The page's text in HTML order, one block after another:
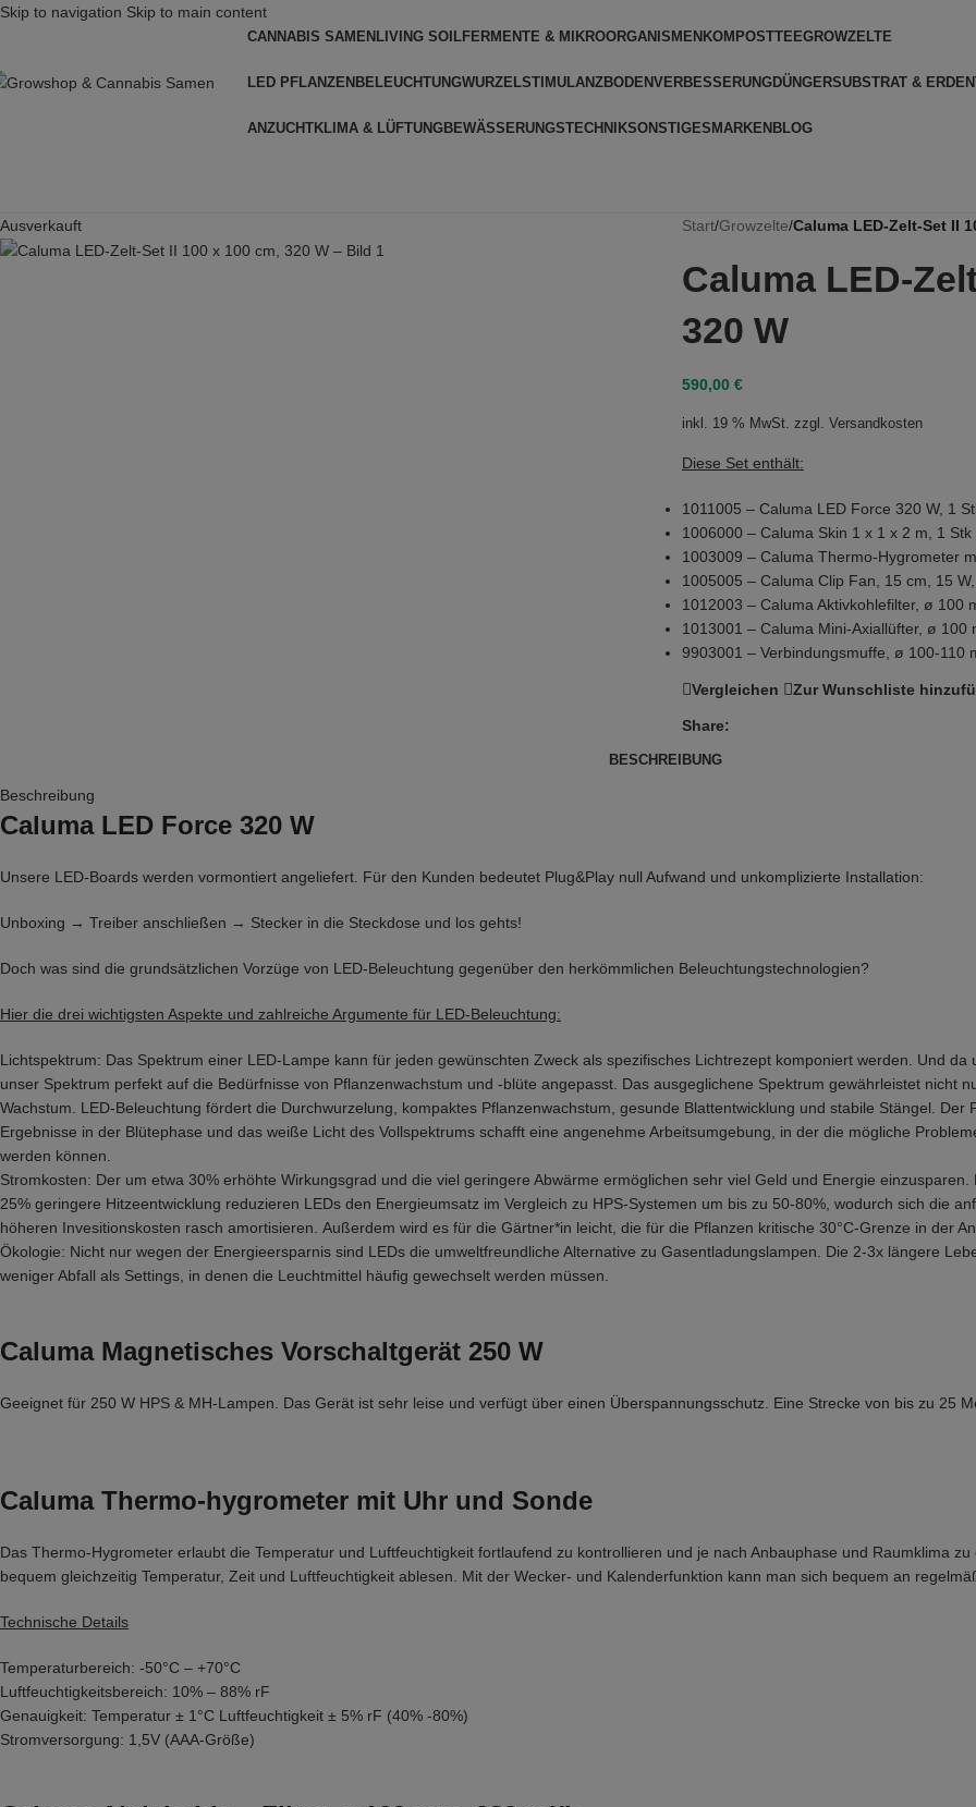
Skip to navigation Skip to main content
CANNABIS SAMENLIVING SOILFERMENTE & MIKROORGANISMENKOMPOSTTEEGROWZELTE
LED PFLANZENBELEUCHTUNGWURZELSTIMULANZBODENVERBESSERUNGDÜNGERSUBSTRAT & ERDEN
ANZUCHTKLIMA & LÜFTUNGBEWÄSSERUNGSTECHNIKSONSTIGESMARKENBLOG
Ausverkauft
Start/Growzelte/Caluma LED-Zelt-Set II
Caluma LED-
320 W
590,00 €
inkl. 19 % MwSt. zzgl. Versandkosten
Diese Set enthält:
1011005 – Caluma LED Force 320 W, 1
1006000 – Caluma Skin 1 x 1 x 2 m, 1 Stk
1003009 – Caluma Thermo-Hygrometer
1005005 – Caluma Clip Fan, 15 cm, 15
1012003 – Caluma Aktivkohlefilter, ø 100
1013001 – Caluma Mini-Axiallüfter, ø 100
9903001 – Verbindungsmuffe, ø 100-110
Vergleichen Zur Wunschliste
Share:
BESCHREIBUNG
Beschreibung
Caluma LED Force 320 W
Unsere LED-Boards werden vormontiert angeliefert. Für den Kunden bedeutet Plug&Play null Aufwand und unkomplizierte Installation:
Unboxing → Treiber anschließen → Stecker in die Steckdose und los gehts!
Doch was sind die grundsätzlichen Vorzüge von LED-Beleuchtung gegenüber den herkömmlichen Beleuchtungstechnologien?
Hier die drei wichtigsten Aspekte und zahlreiche Argumente für LED-Beleuchtung:
Lichtspektrum: Das Spektrum einer LED-Lampe kann für jeden gewünschten Zweck als spezifisches Lichtrezept komponiert werden. Und
unser Spektrum perfekt auf die Bedürfnisse von Pflanzenwachstum und -blüte angepasst. Das ausgeglichene Spektrum gewährleistet nicht
Wachstum. LED-Beleuchtung fördert die Durchwurzelung, kompaktes Pflanzenwachstum, gesunde Blattentwicklung und stabile Stängel. Der
Ergebnisse in der Blütephase und das weiße Licht des Vollspektrums schafft eine angenehme Arbeitsumgebung, in der die mögliche
werden können.
Stromkosten: Der um etwa 30% erhöhte Wirkungsgrad und die viel geringere Abwärme ermöglichen sehr viel Geld und Energie
25% geringere Hitzeentwicklung reduzieren LEDs den Energieumsatz im Vergleich zu HPS-Systemen um bis zu 50-80%, wodurch sich die
höheren Invesitionskosten rasch amortisieren. Außerdem wird es für die Gärtner*in leicht, die für die Pflanzen kritische 30°C-Grenze in der
Ökologie: Nicht nur wegen der Energieersparnis sind LEDs die umweltfreundliche Alternative zu Gasentladungslampen. Die 2-3x längere
weniger Abfall als Settings, in denen die Leuchtmittel häufig gewechselt werden müssen.
Caluma Magnetisches Vorschaltgerät 250 W
Geeignet für 250 W HPS & MH-Lampen. Das Gerät ist sehr leise und verfügt über einen Überspannungsschutz. Eine Strecke von bis zu 25
Caluma Thermo-hygrometer mit Uhr und Sonde
Das Thermo-Hygrometer erlaubt die Temperatur und Luftfeuchtigkeit fortlaufend zu kontrollieren und je nach Anbauphase und Raumklima
bequem gleichzeitig Temperatur, Zeit und Luftfeuchtigkeit ablesen. Mit der Wecker- und Kalenderfunktion kann man sich bequem an
Technische Details
Temperaturbereich: -50°C – +70°C
Luftfeuchtigkeitsbereich: 10% – 88% rF
Genauigkeit: Temperatur ± 1°C Luftfeuchtigkeit ± 5% rF (40% -80%)
Stromversorgung: 1,5V (AAA-Größe)